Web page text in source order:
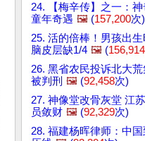
24. 【梅辛传】之一：
童年奇遇 🖼️ (157,200次)
25. 活的倍棒！男孩出
脑皮层缺1/4 🖼️ (156,914
26. 黑省农民投诉北大荒
被判刑 🖼️ (92,458次)
27. 神像堂改骨灰堂 江
员敛财 🖼️ (92,329次)
28. 福建杨晖律师：中